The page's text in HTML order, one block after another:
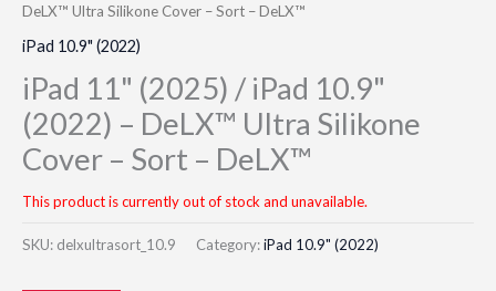
DeLX™ Ultra Silikone Cover – Sort – DeLX™
iPad 10.9" (2022)
iPad 11" (2025) / iPad 10.9"
(2022) – DeLX™ Ultra Silikone
Cover – Sort – DeLX™
This product is currently out of stock and unavailable.
SKU: delxultrasort_10.9 Category:iPad 10.9" (2022)